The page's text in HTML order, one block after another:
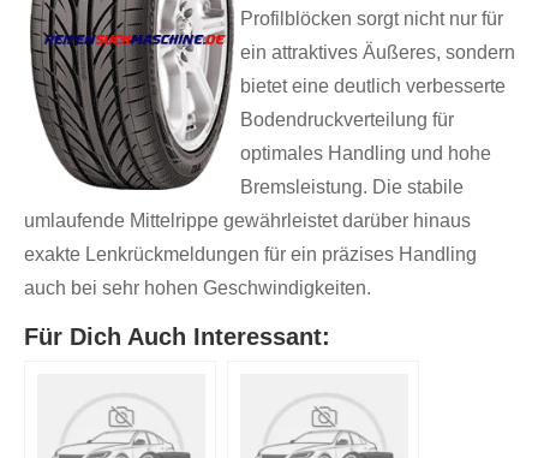
Profilblöcken sorgt nicht nur für
ein attraktives Äußeres, sondern
bietet eine deutlich verbesserte
Bodendruckverteilung für
optimales Handling und hohe
Bremsleistung. Die stabile
umlaufende Mittelrippe gewährleistet darüber hinaus
exakte Lenkrückmeldungen für ein präzises Handling
auch bei sehr hohen Geschwindigkeiten.
Für Dich Auch Interessant: